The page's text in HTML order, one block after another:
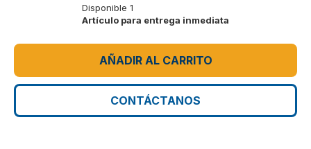
Disponible 1
Artículo para entrega inmediata
AÑADIR AL CARRITO
CONTÁCTANOS